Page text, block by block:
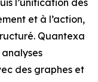
et à l’action,
Quantexa
des graphes et